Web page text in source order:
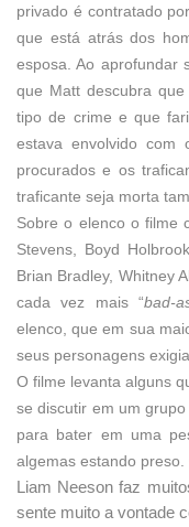
privado é contratado
que está atrás dos
esposa. Ao aprofundar
que Matt descubra
tipo de crime e que
estava envolvido com
procurados e os
traficante seja morta
Sobre o elenco o filme
Stevens, Boyd
Brian Bradley, Whitney
cada vez mais “bad-
elenco, que em sua
seus personagens
O filme levanta alguns
se discutir em um
para bater em uma
algemas estando preso.
Liam Neeson faz
sente muito a vontade